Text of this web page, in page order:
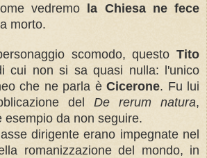
vedremo la Chiesa ne fece
morto.
scomodo, questo Tito
cui non si sa quasi nulla: l'unico
che ne parla è Cicerone. Fu lui
del De rerum natura,
esempio da non seguire.
dirigente erano impegnate nel
romanizzazione del mondo, in